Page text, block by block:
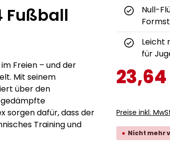
Null-
Leicht
für
Preise inkl.
Nicht mehr
Fußball
Freien – und der
Mit seinem
über den
gedämpfte
sorgen dafür, dass der
Training und